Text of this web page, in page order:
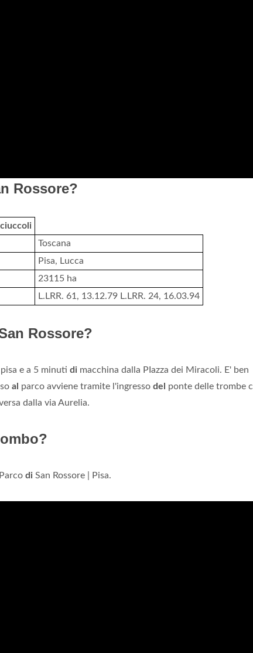
Rossore?
Toscana
Pisa, Lucca
23115 ha
L.LRR. 61, 13.12.79 L.LRR. 24, 16.03.94
Rossore?
pisa e a 5 minuti di macchina dalla PIazza dei Miracoli. E' ben
al parco avviene tramite l'ingresso del
ponte delle trombe
dalla via Aurelia.
di San Rossore | Pisa.